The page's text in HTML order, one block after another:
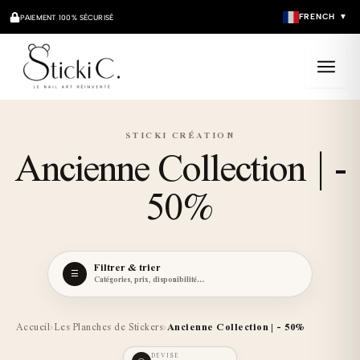
Aller
au
contenu
PAIEMENT 100% SÉCURISÉ FRENCH ▼
le
menu
STICKI CRÉATION
Ancienne Collection | -
50%
☰ Filtrer & trier
Catégories, prix, disponibilité…
Accueil›Les Planches de Stickers›Ancienne Collection | - 50%
DEVISE